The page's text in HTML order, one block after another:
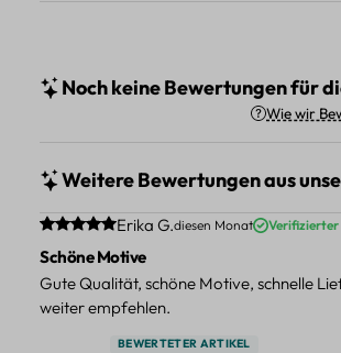
Noch keine Bewertungen für
Wie wir
Weitere Bewertungen aus
Durchschnittliche Bewertung von 5 von 5
Erika G.diesen Monat Verifizierter
Schöne Motive
Gute Qualität, schöne Motive, schnelle
weiter empfehlen.
BEWERTETER ARTIKEL